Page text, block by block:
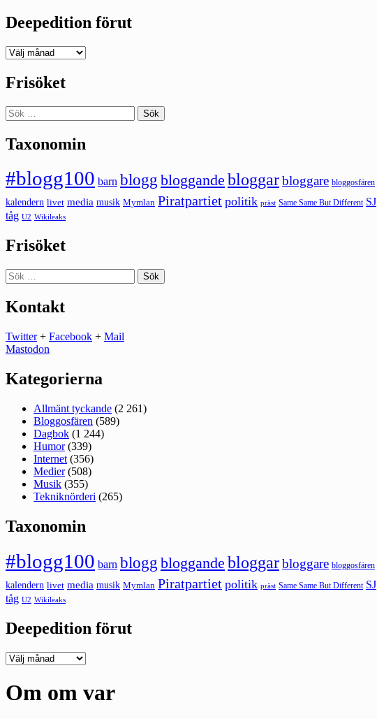
Deepedition förut
Deepedition
Frisöket
Sök
efter:
Taxonomin
#blogg100 barn blogg bloggande bloggarbloggare bloggosfären
kalendern livet media musik Mymlan Piratpartiet politik präst Same Same But Different SJ
tåg U2 Wikileaks
Frisöket
Sök
efter:
Kontakt
Twitter+ Facebook + Mail
Mastodon
Kategorierna
Allmänt tyckande (2 261)
Bloggosfären (589)
Dagbok (1 244)
Humor(339)
Internet (356)
Medier(508)
Musik (355)
Tekniknörderi (265)
Taxonomin
#blogg100 barn blogg bloggande bloggarbloggare bloggosfären
kalendern livet media musik Mymlan Piratpartiet politik präst Same Same But Different SJ
tåg U2 Wikileaks
Deepedition förut
Deepedition
Om om var